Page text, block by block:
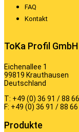
FAQ
Kontakt
ToKa Profil GmbH
Eichenallee 1
99819 Krauthausen
Deutschland
T: +49 (0) 36 91 / 88
F: +49 (0) 36 91 / 88 66
Produkte